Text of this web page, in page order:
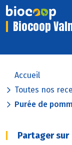
Biocoop
Accueil
Toutes nos
Purée de
Partager sur